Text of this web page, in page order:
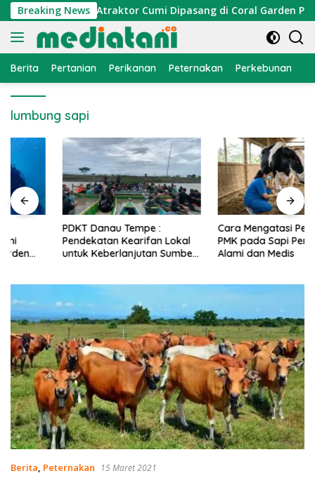
Langsung
ke
konten
Breaking News
Nelayan, Atraktor Cumi Dipasang di Coral Garden Pulau
Berita Pertanian Perikanan Peternakan Perkebunan
lumbung sapi
PDKT Danau Tempe :
Pendekatan Kearifan Lokal
untuk Keberlanjutan Sumber
Cara Mengatasi Penyakit
PMK pada Sapi Perah Secara
Alami dan Medis
Berita, Peternakan 15 Maret 2021